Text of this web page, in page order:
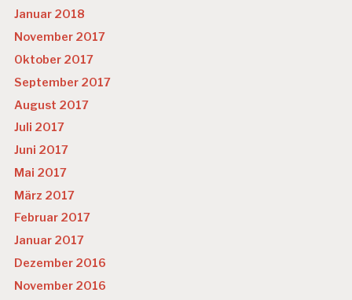
Januar 2018
November 2017
Oktober 2017
September 2017
August 2017
Juli 2017
Juni 2017
Mai 2017
März 2017
Februar 2017
Januar 2017
Dezember 2016
November 2016